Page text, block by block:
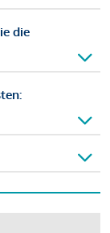
die